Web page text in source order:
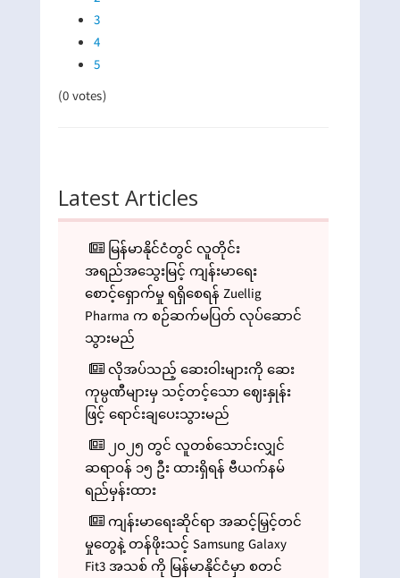
3
4
5
(0 votes)
Latest Articles
မြန်မာနိုင်ငံတွင် လူတိုင်း
အရည်အသွေးမြင့် ကျန်းမာရေး
စောင့်‌ရှောက်မှု ရရှိစေရန် Zuellig
Pharma က စဉ်ဆက်မပြတ် လုပ်ဆောင်
သွားမည်
လိုအပ်သည့် ဆေးဝါးများကို ဆေး
ကုမ္ပဏီများမှ သင့်တင့်သော ဈေးနှုန်း
ဖြင့် ရောင်းချပေးသွားမည်
၂၀၂၅ တွင် လူတစ်သောင်းလျှင်
ဆရာဝန် ၁၅ ဦး ထားရှိရန် ဗီယက်နမ်
ရည်မှန်းထား
ကျန်းမာရေးဆိုင်ရာ အဆင့်မြှင့်တင်
မှုတွေနဲ့ တန်ဖိုးသင့် Samsung Galaxy
Fit3 အသစ် ကို မြန်မာနိုင်ငံမှာ စတင်